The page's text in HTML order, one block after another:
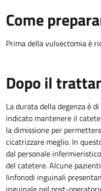
Come
Prima della vulvectomia è
Dopo il
La durata della degenza è
indicato mantenere il
la dimissione per
cicatrizzare meglio. In
dal personale
del catetere. Alcune
linfonodi inguinali